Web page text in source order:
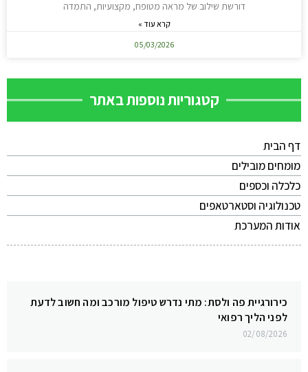
דורשת שילוב של מראה מטופח, מקצועיות, התמדה
קרא עוד »
05/03/2026
קטגוריות נוספות באתר
דף הבית
מומחים מובילים
כלכלה וכספים
טכנולוגיה וסטארטאפים
אודות המערכת
כירורגיית פה ולסת: מתי נדרש טיפול מורכב ומה חשוב לדעת
לפני הליך רפואי
02/08/2026